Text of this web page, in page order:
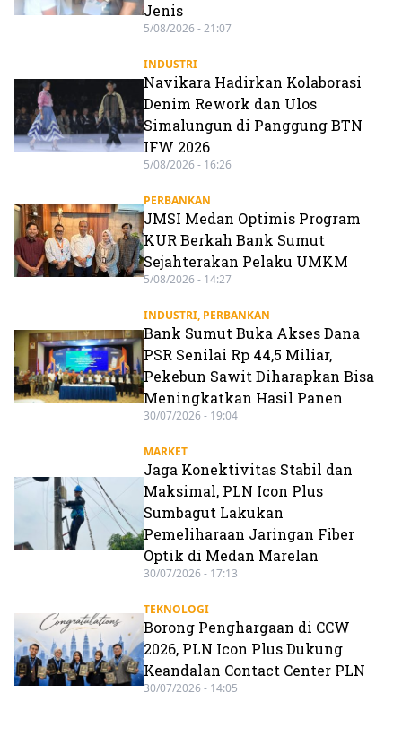
Jenis
5/08/2026 - 21:07
INDUSTRI
Navikara Hadirkan Kolaborasi
Denim Rework dan Ulos
Simalungun di Panggung BTN
IFW 2026
5/08/2026 - 16:26
PERBANKAN
JMSI Medan Optimis Program
KUR Berkah Bank Sumut
Sejahterakan Pelaku UMKM
5/08/2026 - 14:27
INDUSTRI, PERBANKAN
Bank Sumut Buka Akses Dana
PSR Senilai Rp 44,5 Miliar,
Pekebun Sawit Diharapkan Bisa
Meningkatkan Hasil Panen
30/07/2026 - 19:04
MARKET
Jaga Konektivitas Stabil dan
Maksimal, PLN Icon Plus
Sumbagut Lakukan
Pemeliharaan Jaringan Fiber
Optik di Medan Marelan
30/07/2026 - 17:13
TEKNOLOGI
Borong Penghargaan di CCW
2026, PLN Icon Plus Dukung
Keandalan Contact Center PLN
30/07/2026 - 14:05